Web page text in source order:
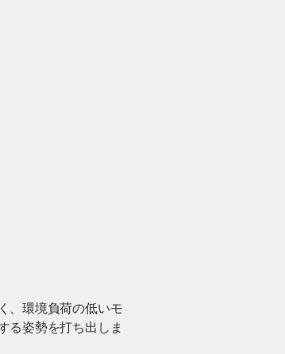
、環境負荷の低いモ
る姿勢を打ち出しま